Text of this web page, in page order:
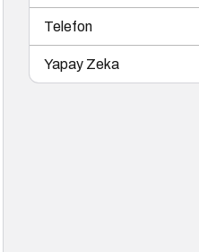
Telefon
Yapay Zeka